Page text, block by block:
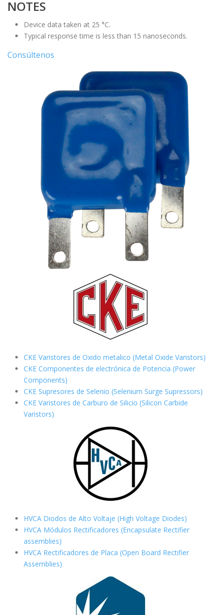
NOTES
Device data taken at 25 °C.
Typical response time is less than 15 nanoseconds.
Consúltenos
CKE Varistores de Oxido metalico (Metal Oxide Varistors)
CKE Componentes de electrónica de Potencia (Power
Components)
CKE Supresores de Selenio (Selenium Surge Supressors)
CKE Varistores de Carburo de Silicio (Silicon Carbide
Varistors)
HVCA Diodos de Alto Voltaje (High Voltage Diodes)
HVCA Módulos Rectificadores (Encapsulate Rectifier
assemblies)
HVCA Rectificadores de Placa (Open Board Rectifier
Assemblies)